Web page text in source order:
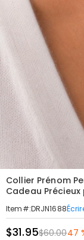
Collier Prénom
Cadeau
Item#:DRJN1688
$31.95$60.0047